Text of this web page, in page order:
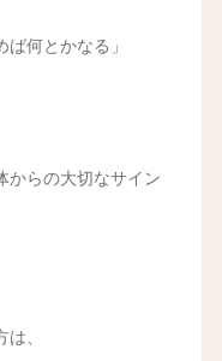
ば何とかなる」
からの大切なサイン
、